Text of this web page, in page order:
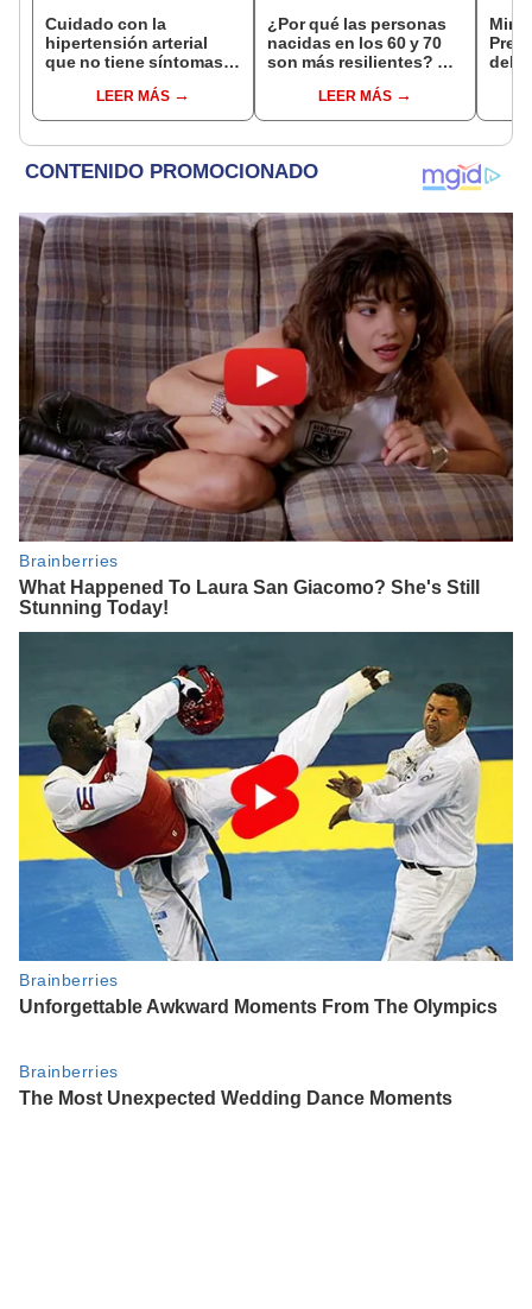
Cuidado con la
hipertensión arterial
que no tiene síntomas
LEER MÁS
¿Por qué las personas
nacidas en los 60 y 70
son más resilientes? La
su capacidad de
superar adversidades
LEER MÁS
del